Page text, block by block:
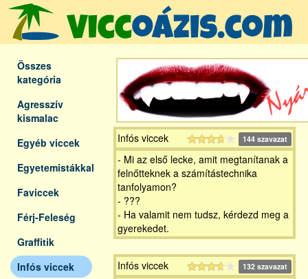
Összes
kategória
Agresszív
kismalac
Egyéb viccek
Egyetemistákkal
Faviccek
Férj-Feleség
Graffitik
Infós viccek
Infós viccek 144 szavazat
- Mi az első lecke, amit megtanítanak a
felnőtteknek a számítástechnika
tanfolyamon?
- ???
- Ha valamit nem tudsz, kérdezd meg a
gyerekedet.
Infós viccek 132 szavazat